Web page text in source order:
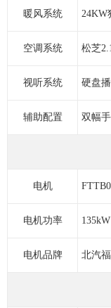
暖风系统 24KW
空调系统 松芝
视听系统 硬盘
辅助配置 双幅
电机
电机功率 135kW
电机品牌 北汽